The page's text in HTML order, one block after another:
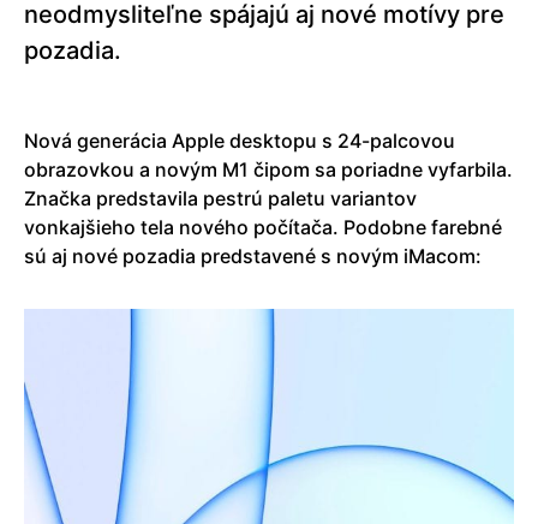
neodmysliteľne spájajú aj nové motívy pre
pozadia.
Nová generácia Apple desktopu s 24-palcovou
obrazovkou a novým M1 čipom sa poriadne vyfarbila.
Značka predstavila pestrú paletu variantov
vonkajšieho tela nového počítača. Podobne farebné
sú aj nové pozadia predstavené s novým iMacom: